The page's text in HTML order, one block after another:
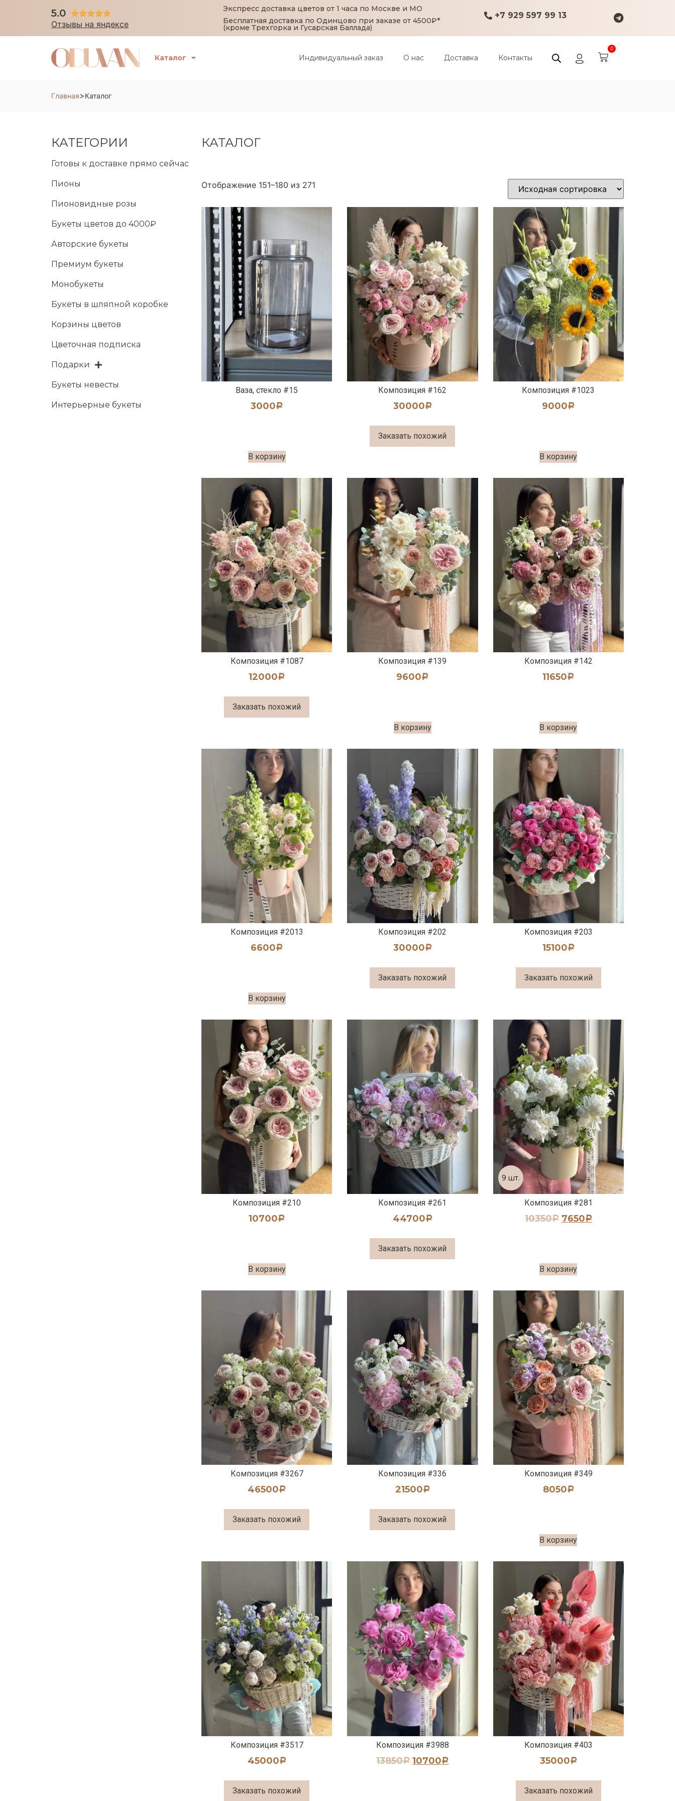
5.0 
Отзывы на яндексе
Экспресс доставка цветов от 1 часа по Москве и МО
Бесплатная доставка по Одинцово при заказе от 4500₽*
(кроме Трехгорка и Гусарская Баллада)
+7 929 597 99 13
Каталог Индивидуальный заказ О нас Доставка Контакты
0
Главная>Каталог
КАТЕГОРИИ
Готовы к доставке прямо сейчас
Пионы
Пионовидные розы
Букеты цветов до 4000₽
Авторские букеты
Премиум букеты
Монобукеты
Букеты в шляпной коробке
Корзины цветов
Цветочная подписка
Подарки
Букеты невесты
Интерьерные букеты
КАТАЛОГ
Отображение 151–180 из 271
Ваза, стекло #15
3000Р
В корзину
Композиция #162
30000Р
Заказать похожий
Композиция #1023
9000Р
В корзину
Композиция #1087
12000Р
Заказать похожий
Композиция #139
9600Р
В корзину
Композиция #142
11650Р
В корзину
Композиция #2013
6600Р
В корзину
Композиция #202
30000Р
Заказать похожий
Композиция #203
15100Р
Заказать похожий
Композиция #210
10700Р
В корзину
Композиция #261
44700Р
Заказать похожий
Композиция #281
9 шт.
10350Р 7650Р
В корзину
Композиция #3267
46500Р
Заказать похожий
Композиция #336
21500Р
Заказать похожий
Композиция #349
8050Р
В корзину
Композиция #3517
45000Р
Заказать похожий
Композиция #3988
13850Р 10700Р
Композиция #403
35000Р
Заказать похожий